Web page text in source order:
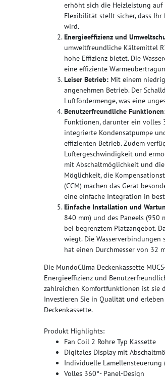
erhöht sich die Heizleistung auf
Flexibilität stellt sicher, dass Ihr
wird.
Energieeffizienz und
umweltfreundliche Kältemittel
hohe Effizienz bietet. Die
eine effiziente
Leiser Betrieb: Mit einem
angenehmen Betrieb. Der
Luftfördermenge, was eine
Benutzerfreundliche
Funktionen, darunter ein volles
integrierte Kondensatpumpe
effizienten Betrieb. Zudem
Lüftergeschwindigkeit und
mit Abschaltmöglichkeit und
Möglichkeit, die
(CCM) machen das Gerät
eine einfache Integration in
Einfache Installation und
840 mm) und des Paneels
bei begrenztem Platzangebot.
wiegt. Die
hat einen Durchmesser von 32
Die MundoClima Deckenkassette
Energieeffizienz und
zahlreichen Komfortfunktionen ist sie
Investieren Sie in Qualität und
Deckenkassette.
Produkt Highlights:
Fan Coil 2 Rohre Typ Kassette
Digitales Display mit
Individuelle Lamellensteuerung
Volles 360°- Panel-Design